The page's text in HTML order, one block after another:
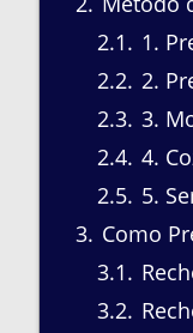
2.1
1.
2.2 2.
2.3 3.
2.4 4.
2.5 5.
3 Como
3.1
3.2